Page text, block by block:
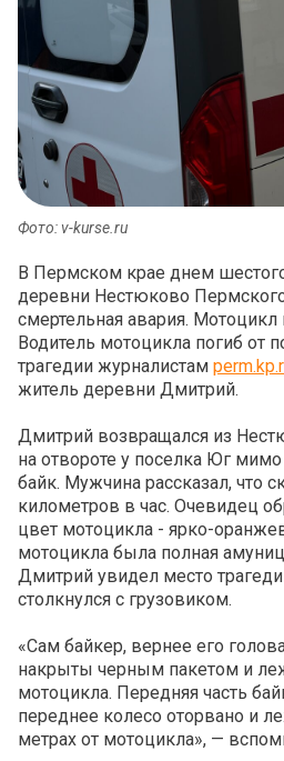
Фото: v-kurse.ru
В Пермском крае днем
деревни Нестюково
смертельная авария.
Водитель мотоцикла погиб от
трагедии журналистам
житель деревни Дмитрий.
Дмитрий возвращался из
на отвороте у поселка Юг
байк. Мужчина рассказал, что
километров в час. Очевидец
цвет мотоцикла - ярко-
мотоцикла была полная
Дмитрий увидел место
столкнулся с грузовиком.
«Сам байкер, вернее его
накрыты черным пакетом и
мотоцикла. Передняя часть
переднее колесо оторвано и
метрах от мотоцикла», —